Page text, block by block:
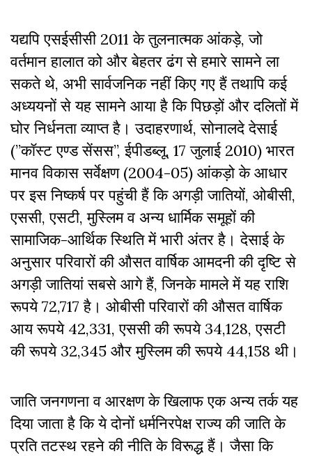
यद्यपि एसईसीसी 2011 के तुलनात्मक आंकड़े, जो
वर्तमान हालात को और बेहतर ढंग से हमारे सामने ला
सकते थे, अभी सार्वजनिक नहीं किए गए हैं तथापि कई
अध्ययनों से यह सामने आया है कि पिछड़ों और दलितों में
घोर निर्धनता व्याप्त है। उदाहरणार्थ, सोनालदे देसाई
(”कॉस्ट एण्ड सेंसस”, ईपीडब्लू, 17 जुलाई 2010) भारत
मानव विकास सर्वेक्षण (2004-05) आंकड़ो के आधार
पर इस निष्कर्ष पर पहुंची हैं कि अगड़ी जातियों, ओबीसी,
एससी, एसटी, मुस्लिम व अन्य धार्मिक समूहों की
सामाजिक-आर्थिक स्थिति में भारी अंतर है। देसाई के
अनुसार परिवारों की औसत वार्षिक आमदनी की दृष्टि से
अगड़ी जातियां सबसे आगे हैं, जिनके मामले में यह राशि
रूपये 72,717 है। ओबीसी परिवारों की औसत वार्षिक
आय रूपये 42,331, एससी की रूपये 34,128, एसटी
की रूपये 32,345 और मुस्लिम की रूपये 44,158 थी।
जाति जनगणना व आरक्षण के खिलाफ एक अन्य तर्क यह
दिया जाता है कि ये दोनों धर्मनिरपेक्ष राज्य की जाति के
प्रति तटस्थ रहने की नीति के विरूद्ध हैं। जैसा कि